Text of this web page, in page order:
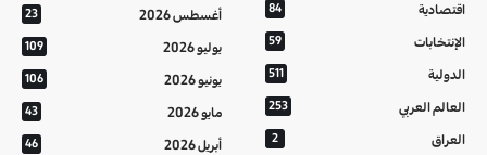
اقتصادية 84
الإنتخابات 59
الدولية 511
العالم العربي 253
العراق 2
أغسطس 2026 23
يوليو 2026 109
يونيو 2026 106
مايو 2026 43
أبريل 2026 46